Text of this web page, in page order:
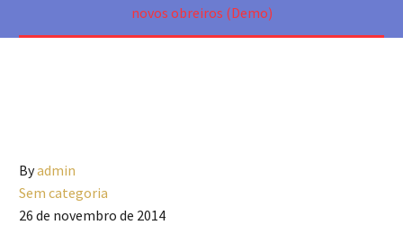
novos obreiros (Demo)
Byadmin
Sem categoria
26 de novembro de 2014